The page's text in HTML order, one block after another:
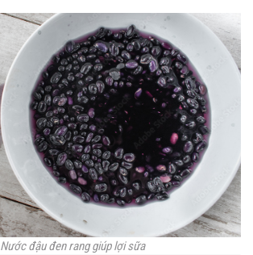
Nước đậu đen rang giúp lợi sữa